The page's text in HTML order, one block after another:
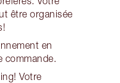
être organisée
en
commande.
Votre